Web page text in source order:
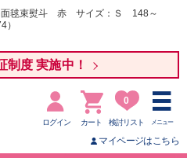
毬束熨斗 赤 サイズ：Ｓ 148～
制度 実施中！
ログイン カート
0
検討リスト メニュー
マイページはこちら